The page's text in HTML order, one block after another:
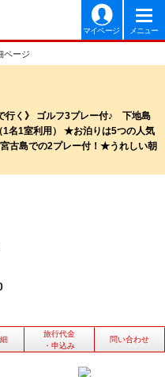
マイページ メニュー
ページ
く》 ゴルフ3プレー付♪ 下地島
名1室利用） ★お泊りは5つの人気
古島での2プレー付！★うれしい朝
旅行代金
・申込み
問い合わせ